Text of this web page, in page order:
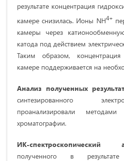
результате концентрация
камере снизилась. Ионы NH4+
камеры через
катода под действием
Таким образом,
камере поддерживается на
Анализ полученных
синтезированного
проанализировали
хроматографии.
ИК-спектроскопический
полученного в